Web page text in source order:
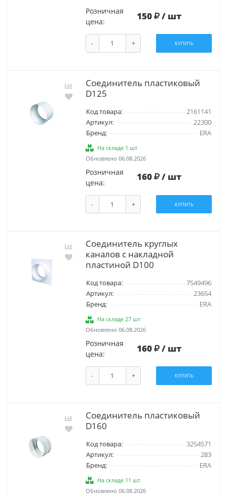
Розничная
цена:
150 / шт
- + КУПИТЬ
Соединитель пластиковый
D125
Код товара:
2161141
Артикул:
22300
Бренд:
ERA
На складе 1 шт
Обновлено 06.08.2026
Розничная
цена:
160 / шт
- + КУПИТЬ
Соединитель круглых
каналов с накладной
пластиной D100
Код товара:
7549496
Артикул:
23654
Бренд:
ERA
На складе 27 шт
Обновлено 06.08.2026
Розничная
цена:
160 / шт
- + КУПИТЬ
Соединитель пластиковый
D160
Код товара:
3254571
Артикул:
283
Бренд:
ERA
На складе 11 шт
Обновлено 06.08.2026